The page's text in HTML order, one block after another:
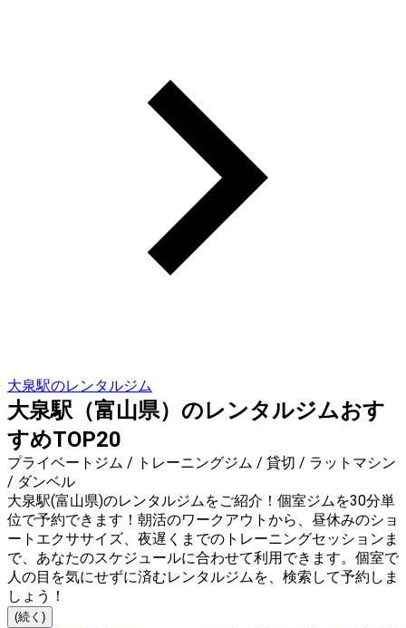
大泉駅のレンタルジム
大泉駅（富山県）のレンタルジムおす
すめTOP20
プライベートジム / トレーニングジム / 貸切 / ラットマシン
/ ダンベル
大泉駅(富山県)のレンタルジムをご紹介！個室ジムを30分単
位で予約できます！朝活のワークアウトから、昼休みのショ
ートエクササイズ、夜遅くまでのトレーニングセッションま
で、あなたのスケジュールに合わせて利用できます。個室で
人の目を気にせずに済むレンタルジムを、検索して予約しま
しょう！
(続く)